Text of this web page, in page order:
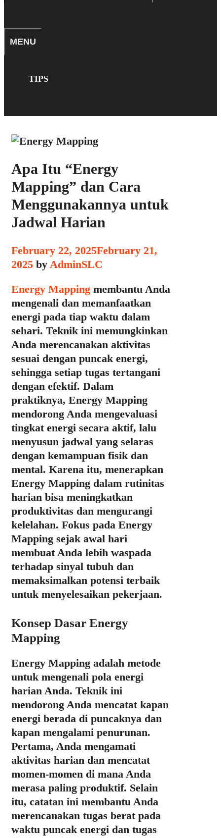
MENU
TIPS
Apa Itu “Energy
Mapping” dan Cara
Menggunakannya untuk
Jadwal Harian
February 22, 2025February 21,
2025 by AdminSLC
Energy Mapping membantu Anda
mengenali dan memanfaatkan
energi pada tiap waktu dalam
sehari. Teknik ini memungkinkan
Anda merencanakan aktivitas
sesuai dengan puncak energi,
sehingga setiap tugas tertangani
dengan efektif. Dalam
praktiknya, Energy Mapping
mendorong Anda mengevaluasi
tingkat energi secara aktif, lalu
menyusun jadwal yang selaras
dengan kemampuan fisik dan
mental. Karena itu, menerapkan
Energy Mapping dalam rutinitas
harian bisa meningkatkan
produktivitas dan mengurangi
kelelahan. Fokus pada Energy
Mapping sejak awal hari
membuat Anda lebih waspada
terhadap sinyal tubuh dan
memaksimalkan potensi terbaik
untuk menyelesaikan pekerjaan.
Konsep Dasar Energy
Mapping
Energy Mapping adalah metode
untuk mengenali pola energi
harian Anda. Teknik ini
mendorong Anda mencatat kapan
energi berada di puncaknya dan
kapan mengalami penurunan.
Pertama, Anda mengamati
aktivitas harian dan mencatat
momen-momen di mana Anda
merasa paling produktif. Selain
itu, catatan ini membantu Anda
merencanakan tugas berat pada
waktu puncak energi dan tugas